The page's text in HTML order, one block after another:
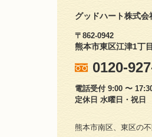
グッドハート株式会
〒862-0942
熊本市東区江津1丁
0120-
電話受付 9:00 〜
定休日 水曜日・祝日
熊本市南区、東区の